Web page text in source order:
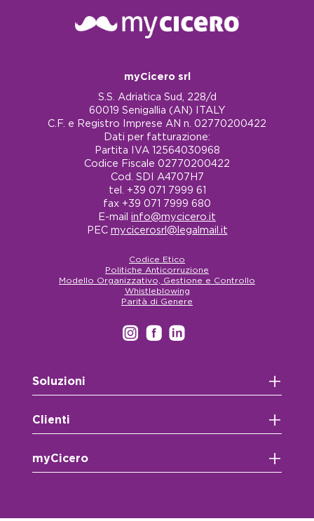
myCicero srl
S.S. Adriatica Sud, 228/d
60019 Senigallia (AN) ITALY
C.F. e Registro Imprese AN n. 02770200422
Dati per fatturazione:
Partita IVA 12564030968
Codice Fiscale 02770200422
Cod. SDI A4707H7
tel. +39 071 7999 61
fax +39 071 7999 680
E-mail info@mycicero.it
PEC mycicerosrl@legalmail.it
Codice Etico
Politiche Anticorruzione
Modello Organizzativo, Gestione e Controllo
Whistleblowing
Parità di Genere
Soluzioni +
Clienti +
myCicero +